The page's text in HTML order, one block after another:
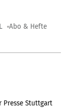
Abo & Hefte
Presse Stuttgart